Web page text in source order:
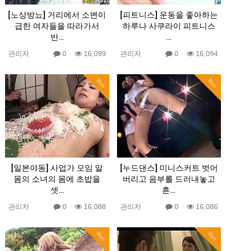
[노상방뇨] 거리에서 소변이
급한 여자들을 따라가서
반…
관리자 0 16,099
[피트니스] 운동을 좋아하는
하루나 사쿠라이 피트니스
…
관리자 0 16,094
Hot
[일본야동] 사업가 모임 알
몸의 소녀의 몸에 초밥을
셋…
관리자 0 16,088
Hot
[누드댄스] 미니스커트 벗어
버리고 음부를 드러내놓고
흔…
관리자 0 16,086
Hot Hot